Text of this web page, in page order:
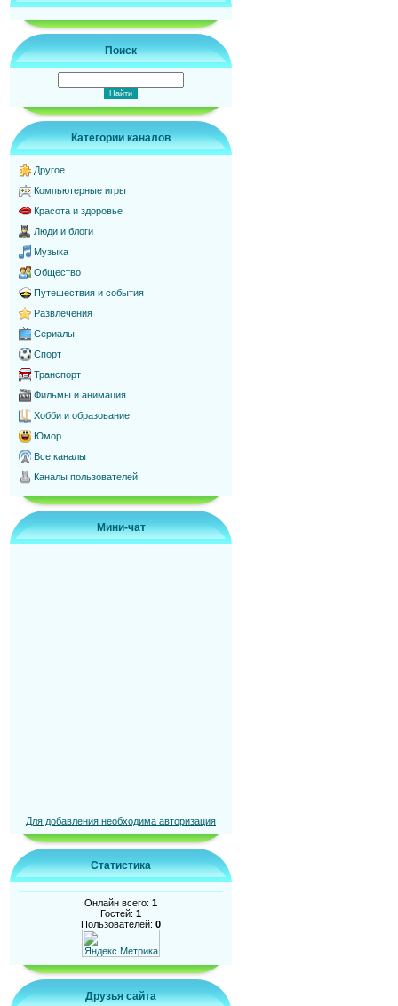
Поиск
Категории каналов
Другое
Компьютерные игры
Красота и здоровье
Люди и блоги
Музыка
Общество
Путешествия и события
Развлечения
Сериалы
Спорт
Транспорт
Фильмы и анимация
Хобби и образование
Юмор
Все каналы
Каналы пользователей
Мини-чат
Для добавления необходима авторизация
Статистика
Онлайн всего: 1
Гостей: 1
Пользователей: 0
Друзья сайта